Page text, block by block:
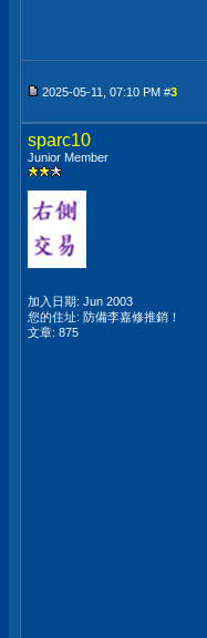
2025-05-11, 07:10 PM #3
sparc10
Junior Member
加入日期: Jun 2003
您的住址: 防備李嘉修推銷！
文章: 875